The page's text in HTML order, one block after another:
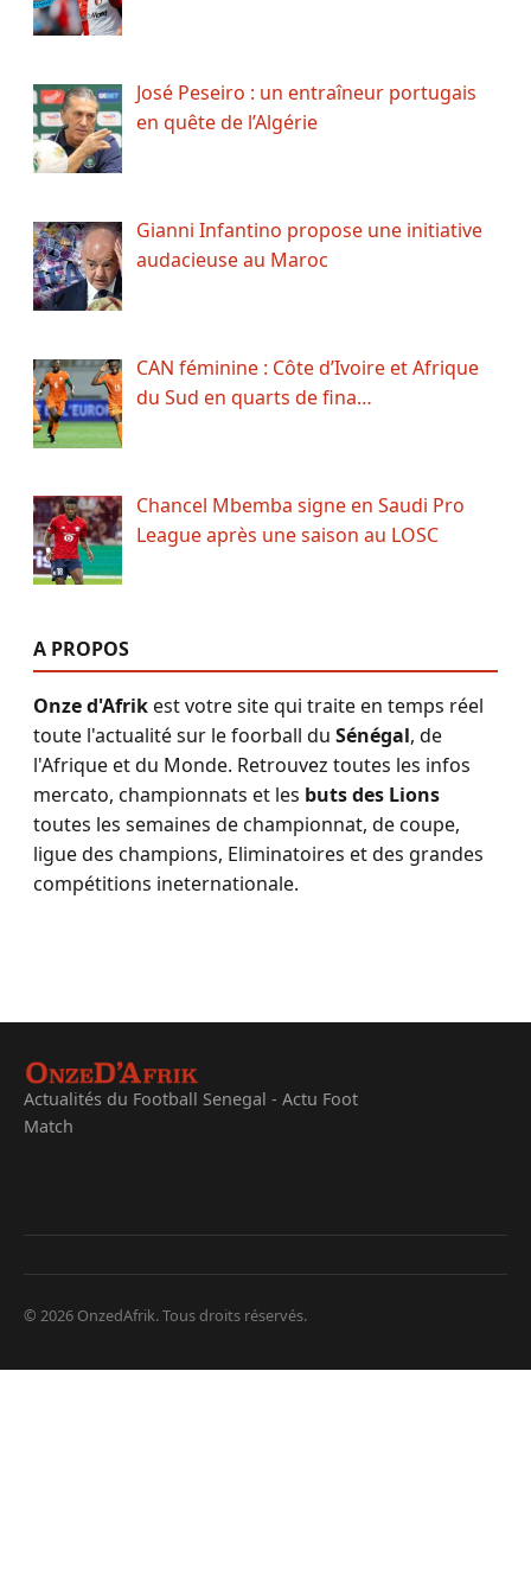
José Peseiro : un entraîneur portugais
en quête de l’Algérie
Gianni Infantino propose une initiative
audacieuse au Maroc
CAN féminine : Côte d’Ivoire et Afrique
du Sud en quarts de fina…
Chancel Mbemba signe en Saudi Pro
League après une saison au LOSC
A PROPOS
Onze d'Afrikest votre site qui traite en temps réel
toute l'actualité sur le foorball du Sénégal, de
l'Afrique et du Monde. Retrouvez toutes les infos
mercato, championnats et les buts des Lions
toutes les semaines de championnat, de coupe,
ligue des champions, Eliminatoires et des grandes
compétitions ineternationale.
Actualités du Football Senegal - Actu Foot
Match
© 2026 OnzedAfrik. Tous droits réservés.